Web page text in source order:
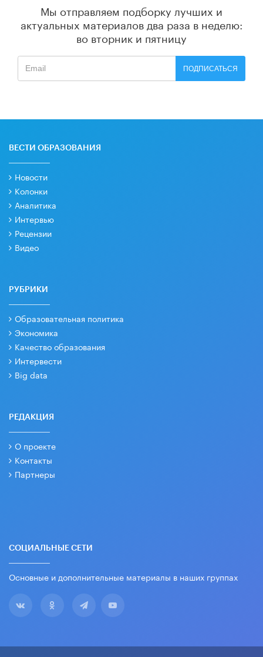
Мы отправляем подборку лучших и
актуальных материалов два раза в неделю:
во вторник и пятницу
ПОДПИСАТЬСЯ
ВЕСТИ ОБРАЗОВАНИЯ
Новости
Колонки
Аналитика
Интервью
Рецензии
Видео
РУБРИКИ
Образовательная политика
Экономика
Качество образования
Интервести
Big data
РЕДАКЦИЯ
О проекте
Контакты
Партнеры
СОЦИАЛЬНЫЕ СЕТИ
Основные и дополнительные материалы в наших группах